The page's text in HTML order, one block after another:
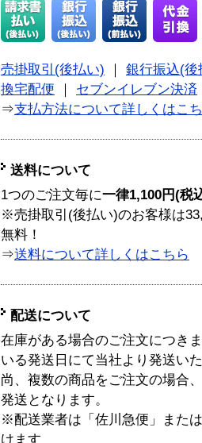
売掛取引(後払い)
銀行振込(後
換宅配便
セブンイレブン決済
⇒支払方法について詳しくはこ
送料について
1つのご注文毎に一律1,100円(税
※売掛取引(後払い)のお客様は
無料！
⇒送料について詳しくはこちら
配送について
在庫がある場合のご注文につき
いる発送日にて当社より発送い
尚、複数の商品をご注文の場合
発送となります。
※配送業者は「佐川急便」また
けます